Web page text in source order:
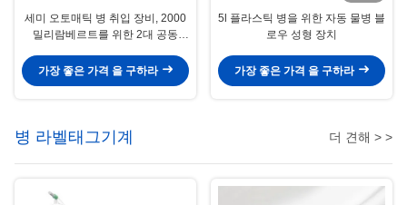
세미 오토매틱 병 취입 장비, 2000
밀리람베르트를 위한 2대 공동
가장 좋은 가격 을 구하라
5l 플라스틱 병을 위한 자동 물병 블
로우 성형 장치
가장 좋은 가격 을 구하라
병 라벨태그기계 더 견해 > >